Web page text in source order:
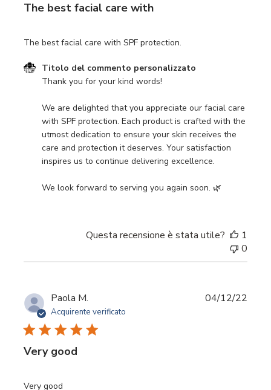
The best facial care with
The best facial care with SPF protection.
Commenti del proprietario del negozio sulla recensione
Titolo del commento personalizzato
Thank you for your kind words!
We are delighted that you appreciate our facial care
with SPF protection. Each product is crafted with the
utmost dedication to ensure your skin receives the
care and protection it deserves. Your satisfaction
inspires us to continue delivering excellence.
We look forward to serving you again soon. 🌿
Questa recensione è stata utile?
1
0
Paola M.
Acquirente verificato
Very good
Very good
Data
04/12/22